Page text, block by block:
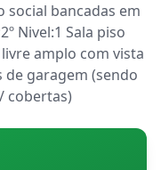
social bancadas em
Nivel:1 Sala piso
amplo com vista
de garagem (sendo
cobertas)